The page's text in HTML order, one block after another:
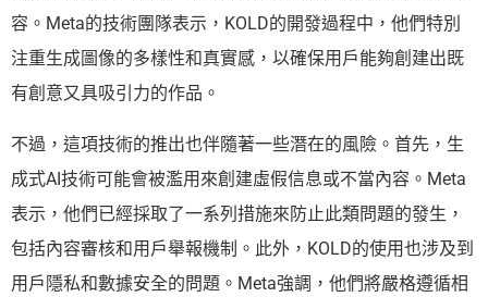
容。Meta的技術團隊表示，KOLD的開發過程中，他們特別
注重生成圖像的多樣性和真實感，以確保用戶能夠創建出既
有創意又具吸引力的作品。
不過，這項技術的推出也伴隨著一些潛在的風險。首先，生
成式AI技術可能會被濫用來創建虛假信息或不當內容。Meta
表示，他們已經採取了一系列措施來防止此類問題的發生，
包括內容審核和用戶舉報機制。此外，KOLD的使用也涉及到
用戶隱私和數據安全的問題。Meta強調，他們將嚴格遵循相